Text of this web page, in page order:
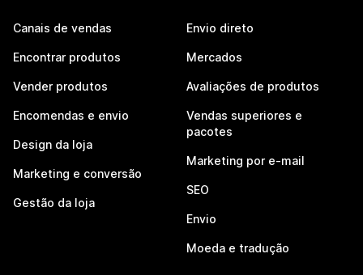
Canais de vendas
Encontrar produtos
Vender produtos
Encomendas e envio
Design da loja
Marketing e conversão
Gestão da loja
Envio direto
Mercados
Avaliações de produtos
Vendas superiores e
pacotes
Marketing por e-mail
SEO
Envio
Moeda e tradução